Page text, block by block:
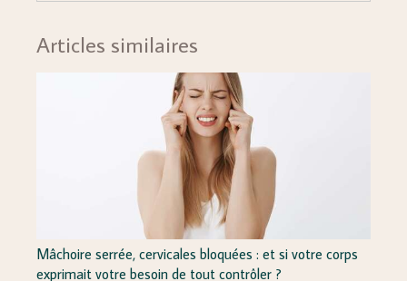
Articles similaires
Mâchoire serrée, cervicales bloquées : et si votre corps
exprimait votre besoin de tout contrôler ?